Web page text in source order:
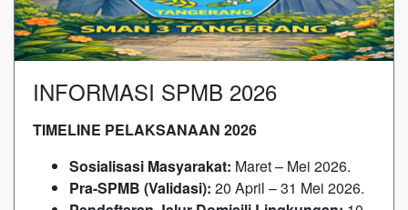
INFORMASI SPMB 2026
TIMELINE PELAKSANAAN 2026
Sosialisasi Masyarakat: Maret – Mei 2026.
Pra-SPMB (Validasi): 20 April – 31 Mei 2026.